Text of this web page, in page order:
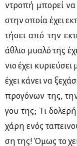
ντρο­πή μπο­ρεί
στην οποία έχει
τή­σει από την
άθλιο μυα­λό της
νιο έχει
έχει κά­νει να
προ­γό­νων της,
γου της; Τι
χά­ρη ενός
ση της! Όμως το